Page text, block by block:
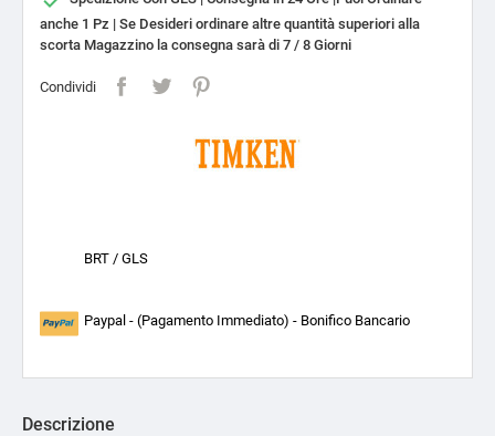
anche 1 Pz | Se Desideri ordinare altre quantità superiori alla
scorta Magazzino la consegna sarà di 7 / 8 Giorni
Condividi
BRT / GLS
Paypal - (Pagamento Immediato) - Bonifico Bancario
Descrizione